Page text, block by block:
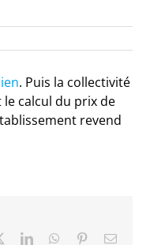
. Puis la collectivité
le calcul du prix de
revend
LinkedInWhatsApp
PinterestEmail